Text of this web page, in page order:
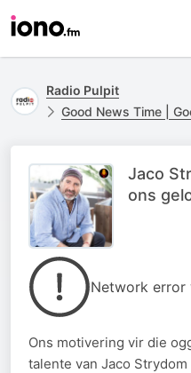
Radio Pulpit
Good News Time | Goeie Nuus
Jaco
ons
Network error
Ons motivering vir die
talente van Jaco